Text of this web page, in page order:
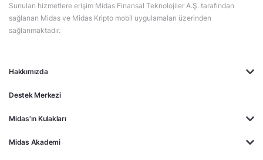
Hakkımızda
Destek Merkezi
Midas'ın Kulakları
Midas Akademi
Sunulan hizmetlere erişim Midas Finansal Teknolojiler A.Ş. tarafından
sağlanan Midas ve Midas Kripto mobil uygulamaları üzerinden
sağlanmaktadır.